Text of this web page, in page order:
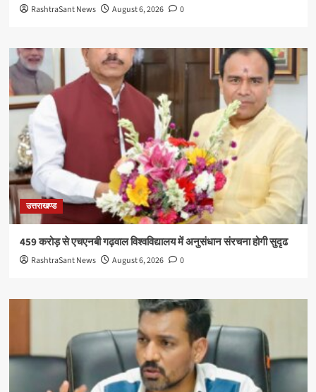
RashtraSant News August 6, 2026 0
उत्तराखण्ड
459 करोड़ से एचएनबी गढ़वाल विश्वविद्यालय में अनुसंधान संरचना होगी सुदृढ
RashtraSant News August 6, 2026 0